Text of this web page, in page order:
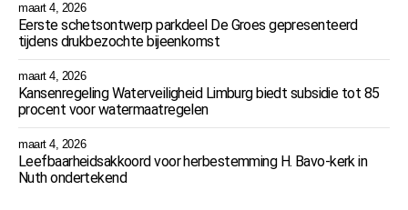
maart 4, 2026
Eerste schetsontwerp parkdeel De Groes gepresenteerd
tijdens drukbezochte bijeenkomst
maart 4, 2026
Kansenregeling Waterveiligheid Limburg biedt subsidie tot 85
procent voor watermaatregelen
maart 4, 2026
Leefbaarheidsakkoord voor herbestemming H. Bavo-kerk in
Nuth ondertekend